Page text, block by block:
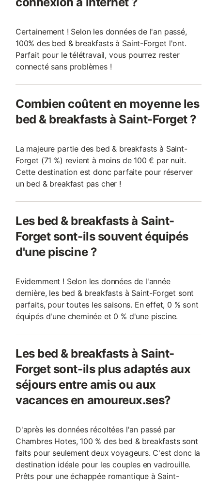
Certainement ! Selon les données de l'an passé,
100% des bed & breakfasts à Saint-Forget l'ont.
Parfait pour le télétravail, vous pourrez rester
connecté sans problèmes !
Combien coûtent en moyenne les
bed & breakfasts à Saint-Forget ?
La majeure partie des bed & breakfasts à Saint-
Forget (71 %) revient à moins de 100 € par nuit.
Cette destination est donc parfaite pour réserver
un bed & breakfast pas cher !
Les bed & breakfasts à Saint-
Forget sont-ils souvent équipés
d'une piscine ?
Evidemment ! Selon les données de l'année
dernière, les bed & breakfasts à Saint-Forget sont
parfaits, pour toutes les saisons. En effet, 0 % sont
équipés d'une cheminée et 0 % d'une piscine.
Les bed & breakfasts à Saint-
Forget sont-ils plus adaptés aux
séjours entre amis ou aux
vacances en amoureux.ses?
D'après les données récoltées l'an passé par
Chambres Hotes, 100 % des bed & breakfasts sont
faits pour seulement deux voyageurs. C'est donc la
destination idéale pour les couples en vadrouille.
Prêts pour une échappée romantique à Saint-